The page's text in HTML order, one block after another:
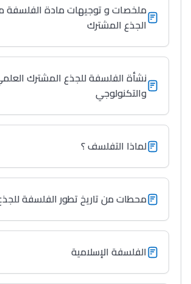
ملخصات و توجيهات مادة
الجذع المشترك
نشأة الفلسفة للجذع المشترك
والتكنولوجي
لماذا التفلسف ؟
محطات من تاريخ تطور الفلسفة
الفلسفة الإسلامية